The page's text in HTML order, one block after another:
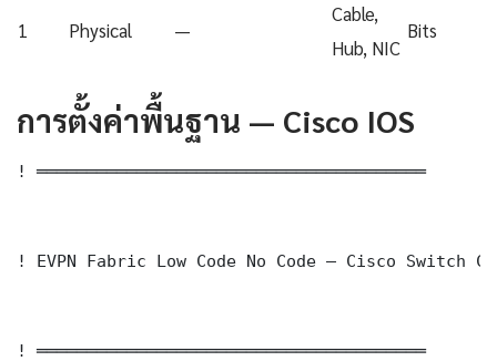
1 Physical —
Cable,
Hub, NIC
Bits
การตั้งค่าพื้นฐาน — Cisco IOS
! ═══════════════════════════════════════
! EVPN Fabric Low Code No Code — Cisco Switch
! ═══════════════════════════════════════